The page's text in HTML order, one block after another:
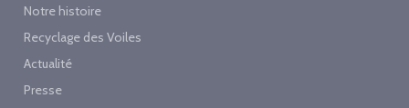
Notre histoire
Recyclage des Voiles
Actualité
Presse